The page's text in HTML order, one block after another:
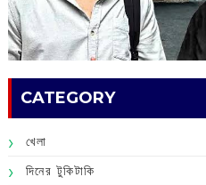
CATEGORY
খেলা
দিনের টুকিটাকি